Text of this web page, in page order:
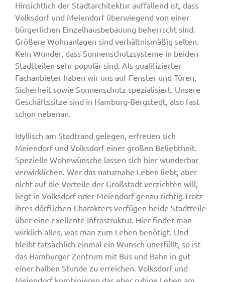
Hinsichtlich der Stadtarchitektur auffallend ist, dass
Volksdorf und Meiendorf überwiegend von einer
bürgerlichen Einzelhausbebauung beherrscht sind.
Größere Wohnanlagen sind verhältnismäßig selten.
Kein Wunder, dass Sonnenschutzsysteme in beiden
Stadtteilen sehr populär sind. Als qualifizierter
Fachanbieter haben wir uns auf Fenster und Türen,
Sicherheit sowie Sonnenschutz spezialisiert. Unsere
Geschäftssitze sind in Hamburg-Bergstedt, also fast
schon nebenan.
Idyllisch am Stadtrand gelegen, erfreuen sich
Meiendorf und Volksdorf einer großen Beliebtheit.
Spezielle Wohnwünsche lassen sich hier wunderbar
verwirklichen. Wer das naturnahe Leben liebt, aber
nicht auf die Vorteile der Großstadt verzichten will,
liegt in Volksdorf oder Meiendorf genau richtig.Trotz
ihres dörflichen Charakters verfügen beide Stadtteile
über eine exellente Infrastruktur. Hier findet man
wirklich alles, was man zum Leben benötigt. Und
bleibt tatsächlich einmal ein Wunsch unerfüllt, so ist
das Hamburger Zentrum mit Bus und Bahn in gut
einer halben Stunde zu erreichen. Volksdorf und